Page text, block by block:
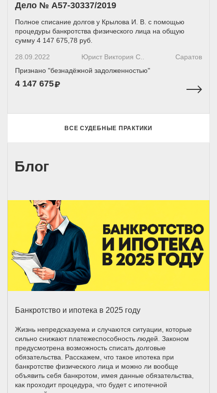
Дело № А57-30337/2019
Полное списание долгов у Крылова И. В. с помощью
процедуры банкротства физического лица на общую
сумму 4 147 675,78 руб.
28.09.2022 Юрист Виктория С..
Саратов
Признано "безнадёжной задолженностью"
4 147 675
ВСЕ СУДЕБНЫЕ ПРАКТИКИ
Блог
Банкротство и ипотека в 2025 году
Жизнь непредсказуема и случаются ситуации, которые
сильно снижают платежеспособность людей. Законом
предусмотрена возможность списать долговые
обязательства. Расскажем, что такое ипотека при
банкротстве физического лица и можно ли вообще
объявить себя банкротом, имея данные обязательства,
как проходит процедура, что будет с ипотечной